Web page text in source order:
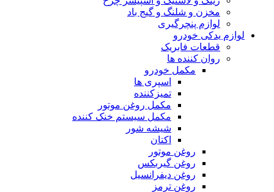
مخزن و شلنگ و گیج باد
لوازم پنچرگیری
لوازم یدکی خودرو
قطعات فابریک
روان کننده ها
مکمل خودرو
اسپری ها
تمیزکننده
مکمل روغن موتور
مکمل سیستم خنک کننده
شیشه شور
اکتان
روغن موتور
روغن گیربکس
روغن دیفرانسیل
روغن ترمز